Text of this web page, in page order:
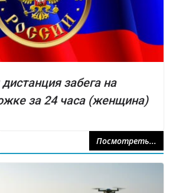
забега на
за 24 часа (женщина)
Посмотреть...